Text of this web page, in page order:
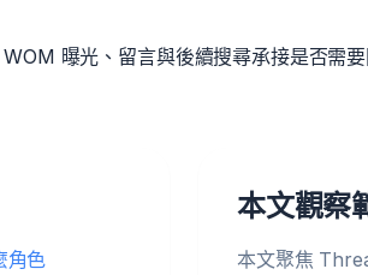
曝光、留言與後續搜尋承接是否需要
角色
本文觀察
本文聚焦